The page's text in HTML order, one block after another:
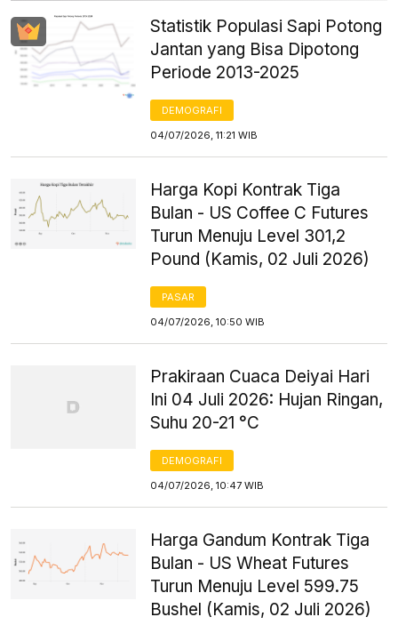
Statistik Populasi Sapi Potong
Jantan yang Bisa Dipotong
Periode 2013-2025
DEMOGRAFI
04/07/2026, 11:21 WIB
Harga Kopi Kontrak Tiga
Bulan - US Coffee C Futures
Turun Menuju Level 301,2
Pound (Kamis, 02 Juli 2026)
PASAR
04/07/2026, 10:50 WIB
Prakiraan Cuaca Deiyai Hari
Ini 04 Juli 2026: Hujan Ringan,
Suhu 20-21 °C
DEMOGRAFI
04/07/2026, 10:47 WIB
Harga Gandum Kontrak Tiga
Bulan - US Wheat Futures
Turun Menuju Level 599.75
Bushel (Kamis, 02 Juli 2026)